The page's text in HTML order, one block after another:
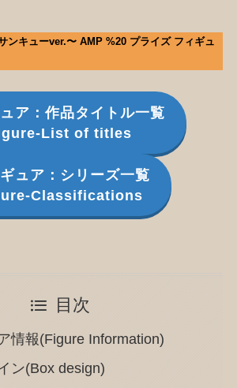
ンキューver.〜 AMP %20 プライズ フィギュ
ア：作品タイトル一覧
List of titles
ュア：シリーズ一覧
Classifications
目次
情報(Figure Information)
ン(Box design)